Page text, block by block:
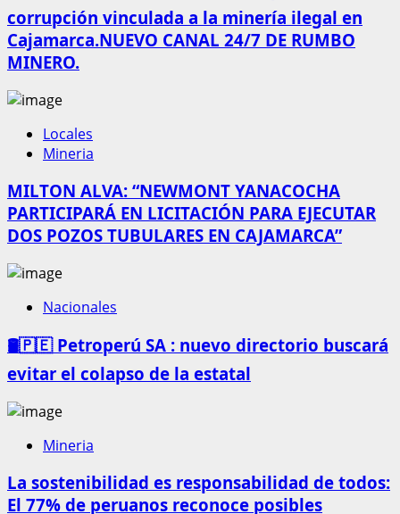
corrupción vinculada a la minería ilegal en
Cajamarca.NUEVO CANAL 24/7 DE RUMBO
MINERO.
Locales
Mineria
MILTON ALVA: “NEWMONT YANACOCHA
PARTICIPARÁ EN LICITACIÓN PARA EJECUTAR
DOS POZOS TUBULARES EN CAJAMARCA”
Nacionales
🛢️🇵🇪 Petroperú SA : nuevo directorio buscará
evitar el colapso de la estatal
Mineria
La sostenibilidad es responsabilidad de todos:
El 77% de peruanos reconoce posibles